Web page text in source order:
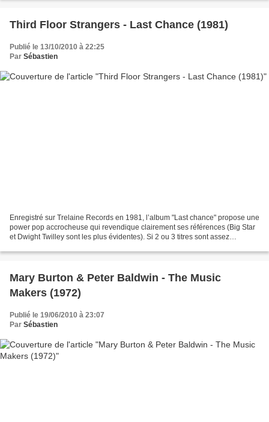
Third Floor Strangers - Last Chance (1981)
Publié le 13/10/2010 à 22:25
Par Sébastien
Enregistré sur Trelaine Records en 1981, l’album "Last chance" propose une
power pop accrocheuse qui revendique clairement ses références (Big Star
et Dwight Twilley sont les plus évidentes). Si 2 ou 3 titres sont assez
Mary Burton & Peter Baldwin - The Music
Makers (1972)
Publié le 19/06/2010 à 23:07
Par Sébastien